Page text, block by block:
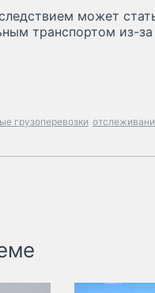
может
транспортом из-
грузоперевозки